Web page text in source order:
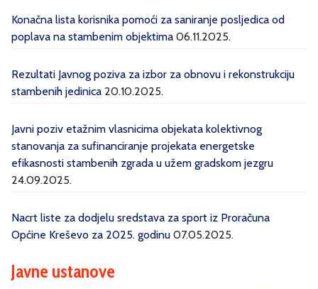
Konačna lista korisnika pomoći za saniranje posljedica od
poplava na stambenim objektima 06.11.2025.
Rezultati Javnog poziva za izbor za obnovu i rekonstrukciju
stambenih jedinica 20.10.2025.
Javni poziv etažnim vlasnicima objekata kolektivnog
stanovanja za sufinanciranje projekata energetske
efikasnosti stambenih zgrada u užem gradskom jezgru
24.09.2025.
Nacrt liste za dodjelu sredstava za sport iz Proračuna
Općine Kreševo za 2025. godinu 07.05.2025.
Javne ustanove